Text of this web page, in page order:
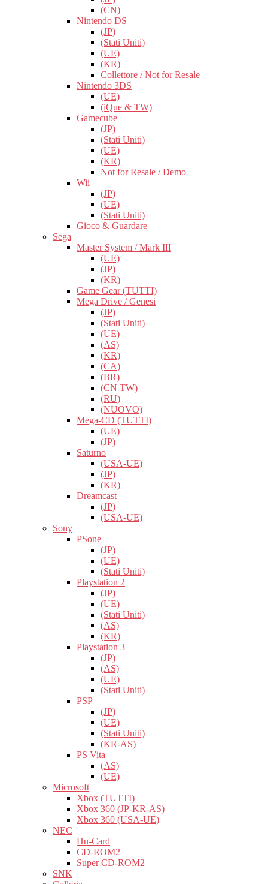
(CN)
Nintendo DS
(JP)
(Stati Uniti)
(UE)
(KR)
Collettore / Not for Resale
Nintendo 3DS
(UE)
(iQue & TW)
Gamecube
(JP)
(Stati Uniti)
(UE)
(KR)
Not for Resale / Demo
Wii
(JP)
(UE)
(Stati Uniti)
Gioco & Guardare
Sega
Master System / Mark III
(UE)
(JP)
(KR)
Game Gear (TUTTI)
Mega Drive / Genesi
(JP)
(Stati Uniti)
(UE)
(AS)
(KR)
(CA)
(BR)
(CN TW)
(RU)
(NUOVO)
Mega-CD (TUTTI)
(UE)
(JP)
Saturno
(USA-UE)
(JP)
(KR)
Dreamcast
(JP)
(USA-UE)
Sony
PSone
(JP)
(UE)
(Stati Uniti)
Playstation 2
(JP)
(UE)
(Stati Uniti)
(AS)
(KR)
Playstation 3
(JP)
(AS)
(UE)
(Stati Uniti)
PSP
(JP)
(UE)
(Stati Uniti)
(KR-AS)
PS Vita
(AS)
(UE)
Microsoft
Xbox (TUTTI)
Xbox 360 (JP-KR-AS)
Xbox 360 (USA-UE)
NEC
Hu-Card
CD-ROM2
Super CD-ROM2
SNK